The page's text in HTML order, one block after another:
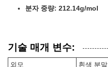
분자 중량: 212.14g/mol
기술 매개 변수:
외모 흰색 분말